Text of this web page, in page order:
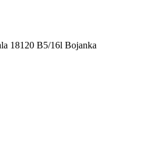
18120 B5/16l Bojanka